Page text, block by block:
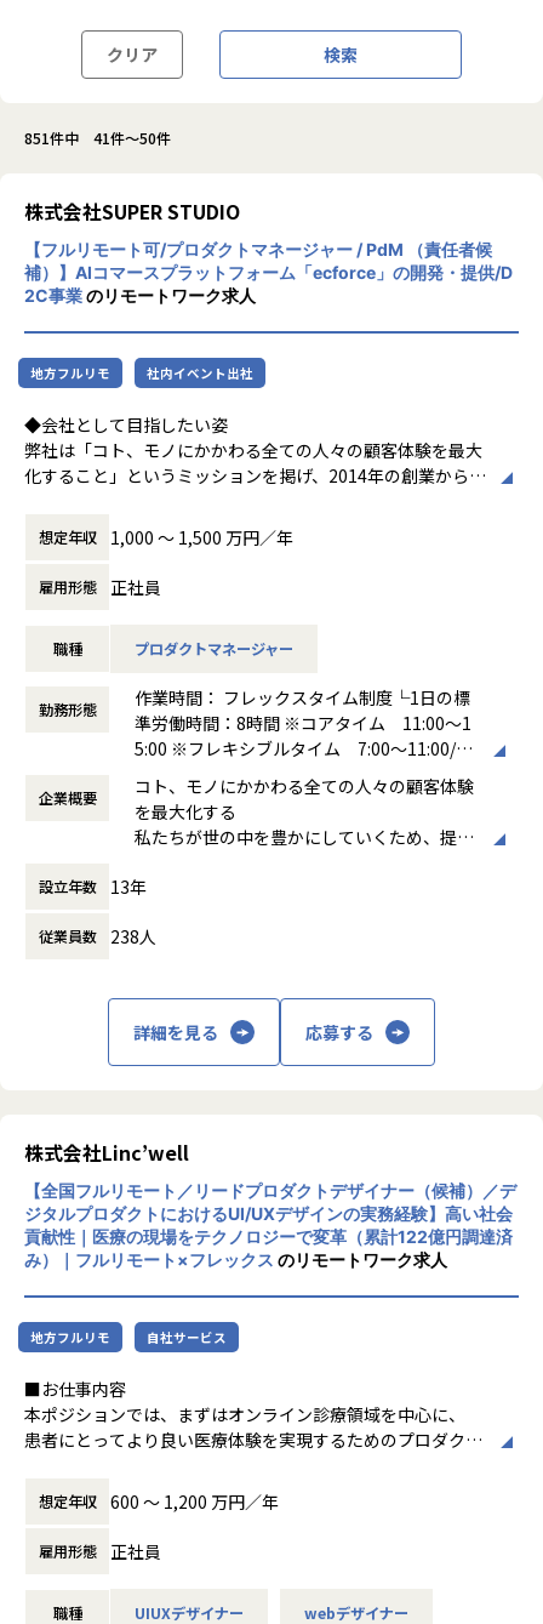
クリア 検索
851件中 41件～50件
株式会社SUPER STUDIO
【フルリモート可/プロダクトマネージャー / PdM （責任者候
補）】AIコマースプラットフォーム「ecforce」の開発・提供/D
2C事業のリモートワーク求人
地方フルリモ 社内イベント出社
◆会社として目指したい姿
弊社は「コト、モノにかかわる全ての人々の顧客体験を最大
化すること」というミッションを掲げ、2014年の創業から1
を突破し、市場内で圧倒的な成長率を誇っています。
これまで、EC事業者に向けたSaaSプロダクト「ecforce」の
導入提案を中心に行ってまいりました。
今後はよりオフライン市場も視野に入れ、様々な業種の方が
できるようなプロダクト開発することによって、「本当に良
い商品が売れる世の中を創る」ことや「商売の民主化を実現
していく」ことに繋げたいと考えています。
また、AIなどの最先端の技術革新をいち早く取り入れ、コマ
ースDXでビジネス全体を最適化することを目指します。マー
動型のデータ活用、業務改善、実行までコマースビジネスに
決定や創造的な取り組みに集中できる環境を生み出します。
ントは1700ショップ以上に伸びてきましたが、さらなるプロ
ダクトの進化を支える新しい力を必要としており、プロダク
トマネージャー（PdM）の部門全体を牽引いただける責任者
市場規模150兆円超のコマース領域において、OMO（Online
Merges with Offline）・データ・AIを軸としたマルチプロダ
クト戦略を加速させるため、事業KPIと直結する意思決定を
担うPdM責任者候補を募集します。
◆向き合う課題・プロダクトの方向性
プロダクトに蓄積されるデータとAI技術を活用し、コマース
業界横断で展開可能なホリゾンタルなプラットフォームへ進
化。新たなビジネス機会の創出を担います。
店舗で取得した会員・購買データを活用し、
最適なメルマガや公式LINE配信、パーソナライズされた体験
を設計。
想定年収 1,000 〜 1,500 万円／年
雇用形態 正社員
職種 プロダクトマネージャー
勤務形態
作業時間： フレックスタイム制度└1日の標
準労働時間：8時間 ※コアタイム 11:00〜1
5:00 ※フレキシブルタイム 7:00〜11:00/15:
働き方：フレックス制（コアタイムあり）
時間外労働の有無： 有（月平均33時間）
休憩時間： 60分
企業概要
コト、モノにかかわる全ての人々の顧客体験
を最大化する
私たちが世の中を豊かにしていくため、提供
とりの求めるコト・モノが多様化し、使いや
はなく、お洒落な空間をデザインできる、世
ます。 私たちは自社プロダクトを通し、実用
性のさらにその先にある新たな体験価値を追
求し、世の中に提供していくことで、人を、
設立年数 13年
従業員数 238人
詳細を見る 応募する
株式会社Linc’well
【全国フルリモート／リードプロダクトデザイナー（候補）／デ
ジタルプロダクトにおけるUI/UXデザインの実務経験】高い社会
貢献性｜医療の現場をテクノロジーで変革（累計122億円調達済
み）｜フルリモート×フレックス のリモートワーク求人
地方フルリモ 自社サービス
■お仕事内容
本ポジションでは、まずはオンライン診療領域を中心に、
患者にとってより良い医療体験を実現するためのプロダクト
オンライン診療では、患者にとってのわかりやすさや使いや
すさだけでなく、
医療従事者の業務、事業要件、安全性や正確性など、複数の
プロダクトマネージャーやエンジニア、医療従事者、ビジネ
想定年収 600 〜 1,200 万円／年
雇用形態 正社員
職種 UIUXデザイナー webデザイナー